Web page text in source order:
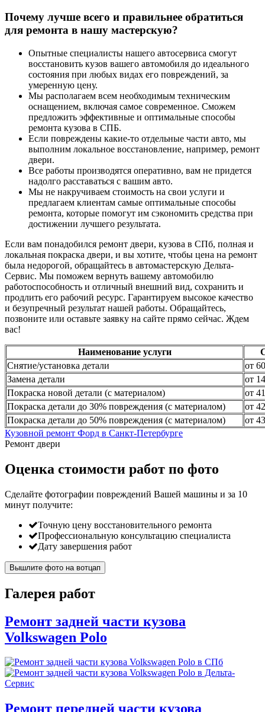
Почему лучше всего и правильнее обратиться
для ремонта в нашу мастерскую?
Опытные специалисты нашего автосервиса смогут
восстановить кузов вашего автомобиля до идеального
состояния при любых видах его повреждений, за
умеренную цену.
Мы располагаем всем необходимым техническим
оснащением, включая самое современное. Сможем
предложить эффективные и оптимальные способы
ремонта кузова в СПБ.
Если повреждены какие-то отдельные части авто, мы
выполним локальное восстановление, например, ремонт
двери.
Все работы производятся оперативно, вам не придется
надолго расставаться с вашим авто.
Мы не накручиваем стоимость на свои услуги и
предлагаем клиентам самые оптимальные способы
ремонта, которые помогут им сэкономить средства при
достижении лучшего результата.
Если вам понадобился ремонт двери, кузова в СПб, полная и
локальная покраска двери, и вы хотите, чтобы цена на ремонт
была недорогой, обращайтесь в автомастерскую Дельта-
Сервис. Мы поможем вернуть вашему автомобилю
работоспособность и отличный внешний вид, сохранить и
продлить его рабочий ресурс. Гарантируем высокое качество
и безупречный результат нашей работы. Обращайтесь,
позвоните или оставьте заявку на сайте прямо сейчас. Ждем
вас!
Наименование услуги
Снятие/установка детали
от
Замена детали
от
Покраска новой детали (с материалом)
от
Покраска детали до 30% повреждения (с материалом)
от
Покраска детали до 50% повреждения (с материалом)
от
Кузовной ремонт Форд в Санкт-Петербурге
Ремонт двери
Оценка стоимости работ по фото
Сделайте фотографии повреждений Вашей машины и за 10
минут получите:
Точную цену восстановительного ремонта
Профессиональную консультацию специалиста
Дату завершения работ
Вышлите фото на вотцап
Галерея работ
Ремонт задней части кузова
Volkswagen Polo
Ремонт передней части кузова